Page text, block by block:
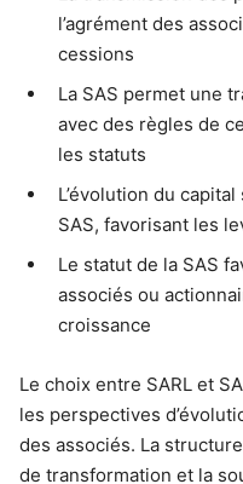
l’agrément des
cessions
La SAS permet une
avec des règles de
les statuts
L’évolution du
SAS, favorisant les
Le statut de la SAS
associés ou
croissance
Le choix entre SARL et
les perspectives
des associés. La
de transformation et la